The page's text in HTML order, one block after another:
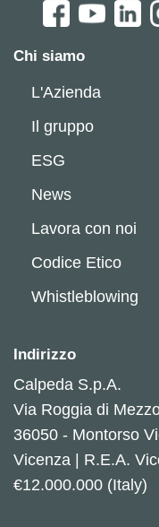
Chi siamo
L'Azienda
Il gruppo
ESG
News
Lavora con noi
Codice Etico
Whistleblowing
Indirizzo
Calpeda S.p.A.
Via Roggia di
36050 - Montorso
Vicenza | R.E.A.
€12.000.000 (Italy)